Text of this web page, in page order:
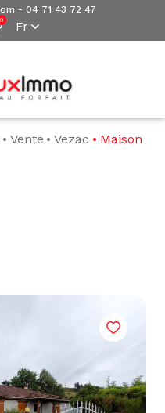
- 04 71 43 72 47
0 Fr
Vente Vezac Maison